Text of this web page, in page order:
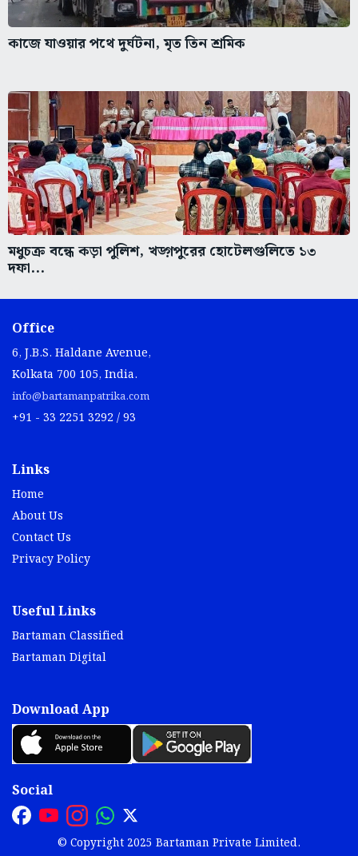
কাজে যাওয়ার পথে দুর্ঘটনা, মৃত তিন শ্রমিক
মধুচক্র বন্ধে কড়া পুলিশ, খড়্গপুরের হোটেলগুলিতে ১৩
দফা...
Office
6, J.B.S. Haldane Avenue,
Kolkata 700 105, India.
info@bartamanpatrika.com
+91 - 33 2251 3292 / 93
Links
Home
About Us
Contact Us
Privacy Policy
Useful Links
Bartaman Classified
Bartaman Digital
Download App
Social
© Copyright 2025 Bartaman Private Limited.